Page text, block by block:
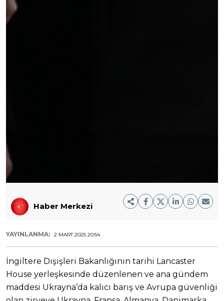
Haber Merkezi
YAYINLANMA: 2 MART 2025 20:54
İngiltere Dışişleri Bakanlığının tarihi Lancaster
House yerleşkesinde düzenlenen ve ana gündem
maddesi Ukrayna’da kalıcı barış ve Avrupa güvenliği